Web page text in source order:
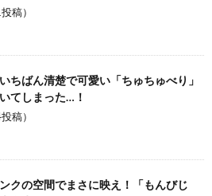
稿）
ちばん清楚で可愛い「ちゅちゅべり」
てしまった…！
稿）
クの空間でまさに映え！「もんびじ